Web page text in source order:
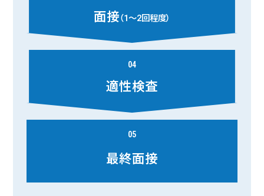
面接（1～2回程度）
04
適性検査
05
最終面接